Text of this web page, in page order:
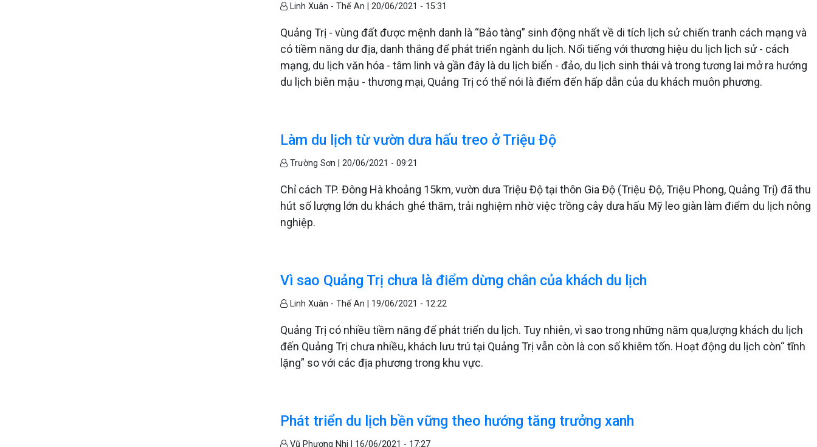
Linh Xuân - Thế An |20/06/2021 - 15:31
Quảng Trị - vùng đất được mệnh danh là “Bảo tàng” sinh động nhất về di tích lịch sử chiến tranh cách mạng và
có tiềm năng dư địa, danh thắng để phát triển ngành du lịch. Nổi tiếng với thương hiệu du lịch lịch sử - cách
mạng, du lịch văn hóa - tâm linh và gần đây là du lịch biển - đảo, du lịch sinh thái và trong tương lai mở ra hướng
du lịch biên mậu - thương mại, Quảng Trị có thể nói là điểm đến hấp dẫn của du khách muôn phương.
Làm du lịch từ vườn dưa hấu treo ở Triệu Độ
Trường Sơn |20/06/2021 - 09:21
Chỉ cách TP. Đông Hà khoảng 15km, vườn dưa Triệu Độ tại thôn Gia Độ (Triệu Độ, Triệu Phong, Quảng Trị) đã thu
hút số lượng lớn du khách ghé thăm, trải nghiệm nhờ việc trồng cây dưa hấu Mỹ leo giàn làm điểm du lịch nông
nghiệp.
Vì sao Quảng Trị chưa là điểm dừng chân của khách du lịch
Linh Xuân - Thế An | 19/06/2021 - 12:22
Quảng Trị có nhiều tiềm năng để phát triển du lịch. Tuy nhiên, vì sao trong những năm qua,lượng khách du lịch
đến Quảng Trị chưa nhiều, khách lưu trú tại Quảng Trị vẫn còn là con số khiêm tốn. Hoạt động du lịch còn“ tĩnh
lặng” so với các địa phương trong khu vực.
Phát triển du lịch bền vững theo hướng tăng trưởng xanh
Vũ Phương Nhi | 16/06/2021 - 17:27